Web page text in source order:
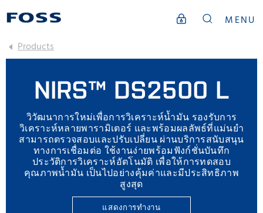
MENU
Products
NIRS™ DS2500 L
วิวัฒนาการใหม่เพื่อการวิเคราะห์น้ำมัน รองรับการ
วิเคราะห์หลายพารามิเตอร์ และพร้อมผลลัพธ์ที่แม่นยำ
สามารถตรวจสอบและปรับเปลี่ยน ผ่านบริการสนับสนุน
ทางการเชื่อมต่อ ใช้งานง่ายพร้อมฟังก์ชั่นบันทึก
ประวัติการวิเคราะห์อัตโนมัติ เพื่อให้การทดสอบ
คุณภาพน้ำมัน เป็นไปอย่างคุ้มค่าและมีประสิทธิภาพ
สูงสุด
แสดงการทำงาน